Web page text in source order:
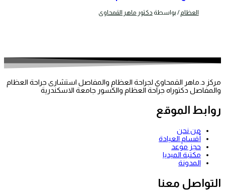
العظام/ بواسطة دكتور ماهر القمحاوى
مركز د.ماهر القمحاوي لجراحة العظام والمفاصل استشارى جراحة العظام
والمفاصل دكتوراه جراحة العظام والكسور جامعة الاسكندرية
روابط الموقع
من نحن
أقسام العيادة
حجز موعد
مكتبة الميديا
المدونة
التواصل معنا